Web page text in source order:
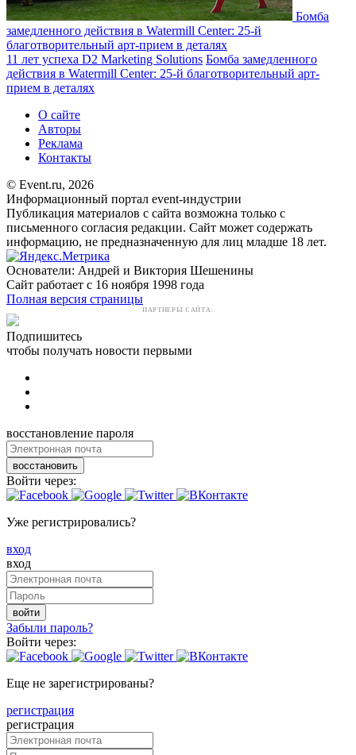
Бомба
замедленного действия в Watermill Center: 25-й
благотворительный арт-прием в деталях
11 лет успеха D2 Мarketing Solutions Бомба замедленного
действия в Watermill Center: 25-й благотворительный арт-
прием в деталях
О сайте
Авторы
Реклама
Контакты
© Event.ru, 2026
Информационный портал event-индустрии
Публикация материалов с сайта возможна только с
письменного согласия редакции. Сайт может содержать
информацию, не предназначенную для лиц младше 18 лет.
Основатели: Андрей и Виктория Шешенины
Сайт работает с 16 ноября 1998 года
Полная версия страницы
ПАРТНЕРЫ САЙТА:
Подпишитесь
чтобы получать новости первыми
восстановление пароля
восстановить
Войти через:
Уже регистрировались?
вход
вход
войти
Забыли пароль?
Войти через:
Еще не зарегистрированы?
регистрация
регистрация